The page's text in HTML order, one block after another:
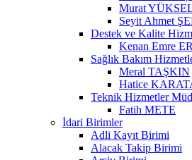
Murat
Seyit Ahmet
Destek ve Kalite
Kenan Emre
Sağlık Bakım
Meral TAŞKIN
Hatice
Teknik Hizmetler
Fatih METE
İdari Birimler
Adli Kayıt Birimi
Alacak Takip Birimi